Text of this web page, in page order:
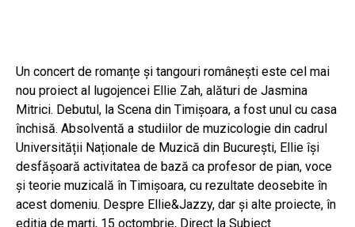
Un concert de romanțe și tangouri românești este cel mai
nou proiect al lugojencei Ellie Zah, alături de Jasmina
Mitrici. Debutul, la Scena din Timișoara, a fost unul cu casa
închisă. Absolventă a studiilor de muzicologie din cadrul
Universității Naționale de Muzică din București, Ellie își
desfășoară activitatea de bază ca profesor de pian, voce
și teorie muzicală în Timișoara, cu rezultate deosebite în
acest domeniu. Despre Ellie&Jazzy, dar și alte proiecte, în
ediția de marți, 15 octombrie, Direct la Subiect